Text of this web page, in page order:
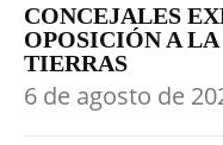
CONCEJALES
OPOSICIÓN A
TIERRAS
6 de agosto de